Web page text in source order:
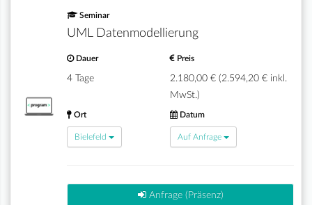
Seminar
UML Datenmodellierung
Dauer
4 Tage
Preis
2.180,00 € (2.594,20 € inkl.
MwSt.)
Ort
Bielefeld
Datum
Auf Anfrage
Anfrage (Präsenz)